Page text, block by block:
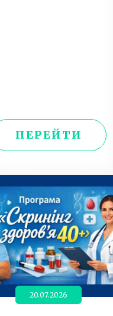
ПЕРЕЙТИ
20.07.2026